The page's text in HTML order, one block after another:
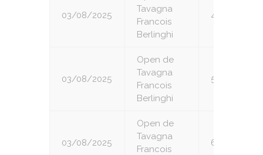
03/08/2025
Tavagna
Francois
Berlinghi
4
03/08/2025
Open de
Tavagna
Francois
Berlinghi
5
03/08/2025
Open de
Tavagna
Francois
6